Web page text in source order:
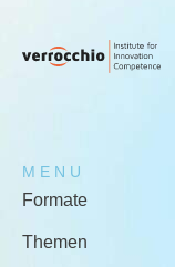
MENU
Formate
Themen